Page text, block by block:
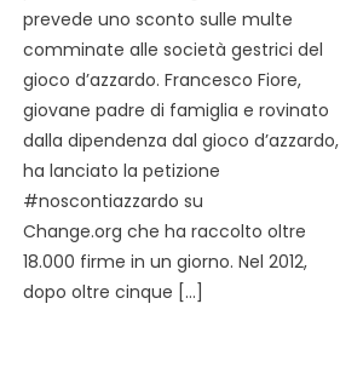
prevede uno sconto sulle multe
comminate alle società gestrici del
gioco d’azzardo. Francesco Fiore,
giovane padre di famiglia e rovinato
dalla dipendenza dal gioco d’azzardo,
ha lanciato la petizione
#noscontiazzardo su
Change.org che ha raccolto oltre
18.000 firme in un giorno. Nel 2012,
dopo oltre cinque […]